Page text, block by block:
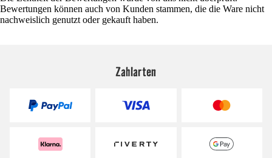
Bewertungen können auch von Kunden stammen, die die Ware nicht
nachweislich genutzt oder gekauft haben.
Zahlarten